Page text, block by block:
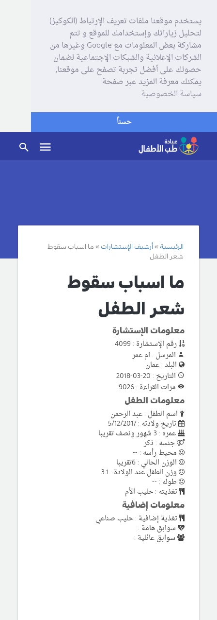
يستخدم موقعنا ملفات تعريف الإرتباط (الكوكيز)
لتحليل زياراتك وإستخدامك للموقع و تتم
مشاركة بعض المعلومات مع Google وغيرها من
الشركات الإعلانية والشبكات الإجتماعية لضمان
حصولك على أفضل تجربة تصفح على موقعنا,
يمكنك معرفة المزيد عبر صفحة
سياسة الخصوصية
حسناً
الرئيسية أرشيف الإستشارات
ما اسباب سقوط
شعر الطفل
ما اسباب سقوط
شعر الطفل
معلومات الإستشارة
رقم الإستشارة : 4099
المرسل : ام عمر
البلد : عمان
التاريخ : 20-03-2018
مرات القراءة : 9026
معلومات الطفل
اسم الطفل : عبد الرحمن
تاريخ ولادته : 5/12/2017
عمره : 3 شهور ونصف تقريبا
جنسه : ذكر
محيط رأسه : --
الوزن الحالي : 6تقريبا
وزن الطفل عند الولادة : 3.1
طوله : --
تغذيته : حليب الأم
معلومات إضافية
تغذية إضافية : حليب صناعي
سوابق هامة :
سوابق عائلية :